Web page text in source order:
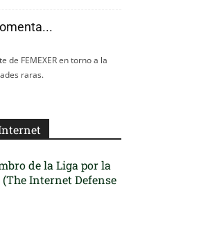
de FEMEXER en torno a la
raras.